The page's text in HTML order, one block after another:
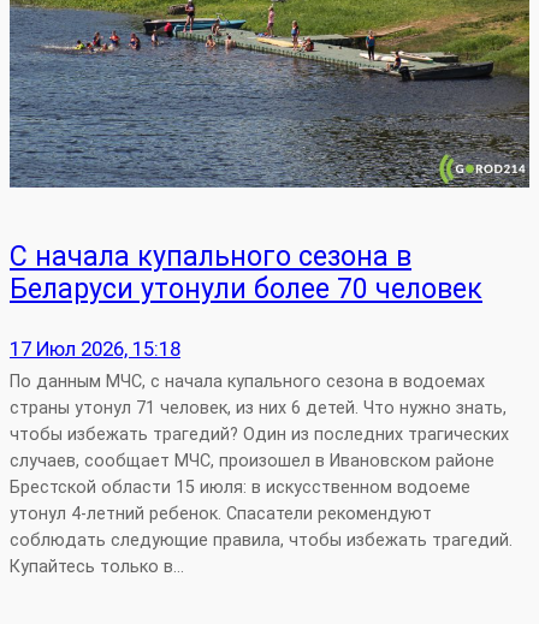
С начала купального сезона в
Беларуси утонули более 70 человек
17 Июл 2026, 15:18
По данным МЧС, с начала купального сезона в водоемах
страны утонул 71 человек, из них 6 детей. Что нужно знать,
чтобы избежать трагедий? Один из последних трагических
случаев, сообщает МЧС, произошел в Ивановском районе
Брестской области 15 июля: в искусственном водоеме
утонул 4-летний ребенок. Спасатели рекомендуют
соблюдать следующие правила, чтобы избежать трагедий.
Купайтесь только в…